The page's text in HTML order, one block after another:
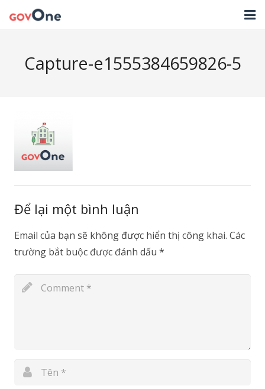
GIẢI PHÁP
HỖ TRỢ
TẢI ỨNG DỤNG
NHẬT KÝ CẬP NHẬT PHẦN MỀM
Capture-e1555384659826-5
Để lại một bình luận
Email của bạn sẽ không được hiển thị công khai. Các
trường bắt buộc được đánh dấu *